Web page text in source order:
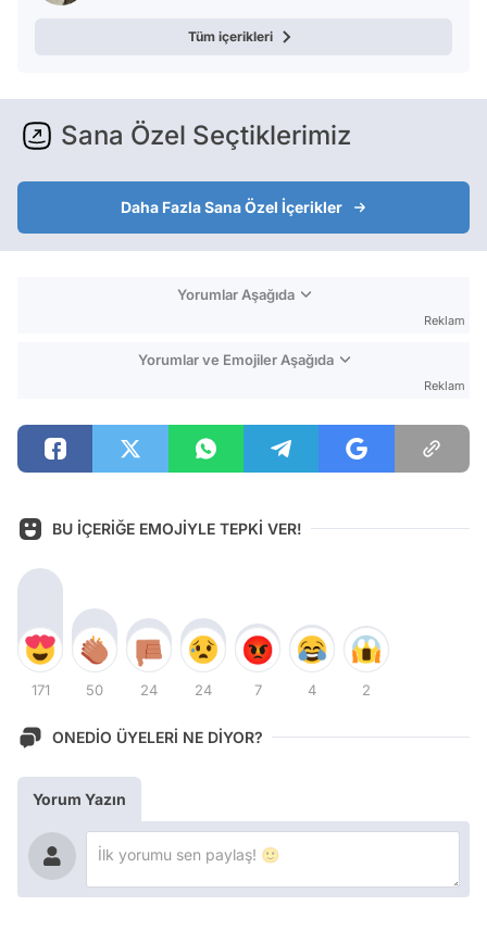
Tüm içerikleri
Sana Özel Seçtiklerimiz
Daha Fazla Sana Özel İçerikler
Yorumlar Aşağıda
Reklam
Yorumlar ve Emojiler Aşağıda
Reklam
BU İÇERİĞE EMOJİYLE TEPKİ VER!
171 50 24 24 7 4 2
ONEDİO ÜYELERİ NE DİYOR?
Yorum Yazın